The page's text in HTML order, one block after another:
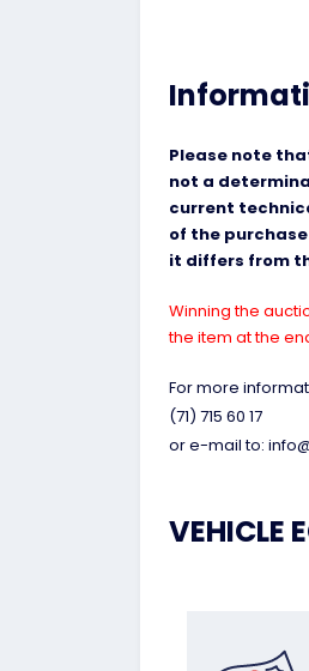
Please note
not a
current
of the
it differs from
Winning the
the item at the
For more
(71) 715 60 17
or e-mail to:
VEHICLE